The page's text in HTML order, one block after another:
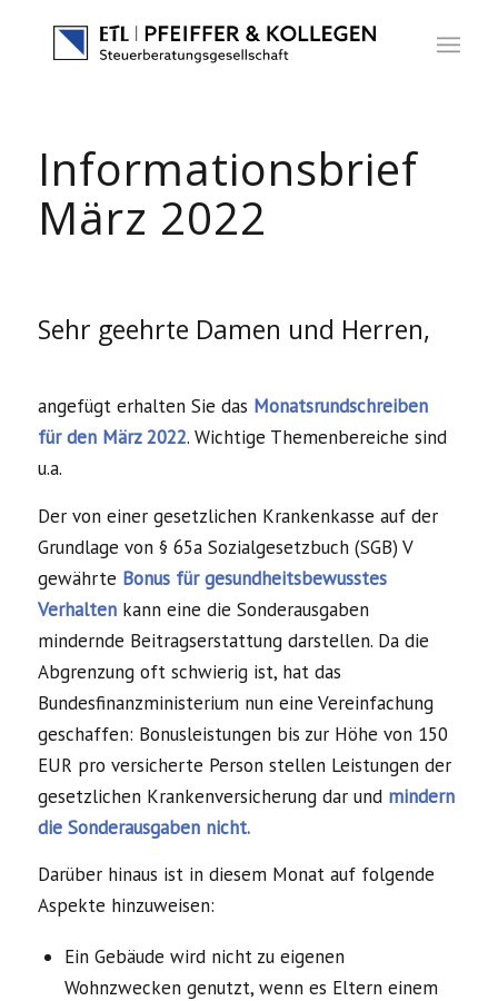
Informationsbrief
März 2022
Sehr geehrte Damen und Herren,
angefügt erhalten Sie das Monatsrundschreiben
für den März 2022. Wichtige Themenbereiche sind
u.a.
Der von einer gesetzlichen Krankenkasse auf der
Grundlage von § 65a Sozialgesetzbuch (SGB) V
gewährte Bonus für gesundheitsbewusstes
Verhaltenkann eine die Sonderausgaben
mindernde Beitragserstattung darstellen. Da die
Abgrenzung oft schwierig ist, hat das
Bundesfinanzministerium nun eine Vereinfachung
geschaffen: Bonusleistungen bis zur Höhe von 150
EUR pro versicherte Person stellen Leistungen der
gesetzlichen Krankenversicherung dar und mindern
die Sonderausgaben nicht.
Darüber hinaus ist in diesem Monat auf folgende
Aspekte hinzuweisen:
Ein Gebäude wird nicht zu eigenen
Wohnzwecken genutzt, wenn es Eltern einem